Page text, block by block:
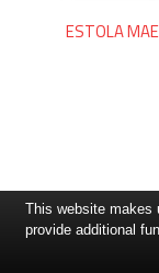
ESTOLA
This website makes
provide additional